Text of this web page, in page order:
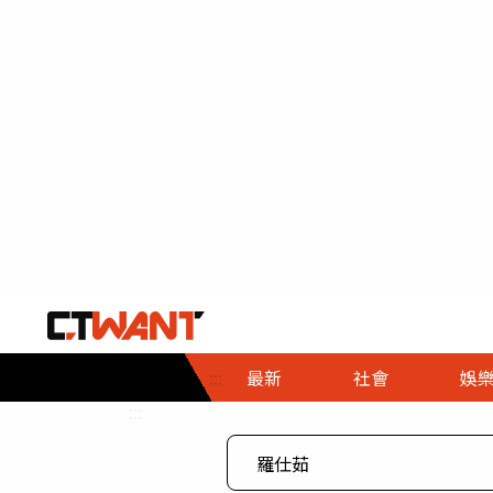
::: 最新 社會
社會首頁
時事
娛樂
娛樂首頁
即時
專題
財經首頁
熱線
３Ｃ
政